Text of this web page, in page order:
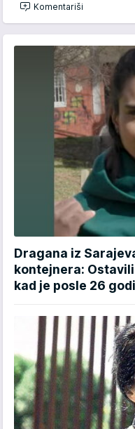
Komentariši
Dragana iz
kontejnera:
kad je posle 26